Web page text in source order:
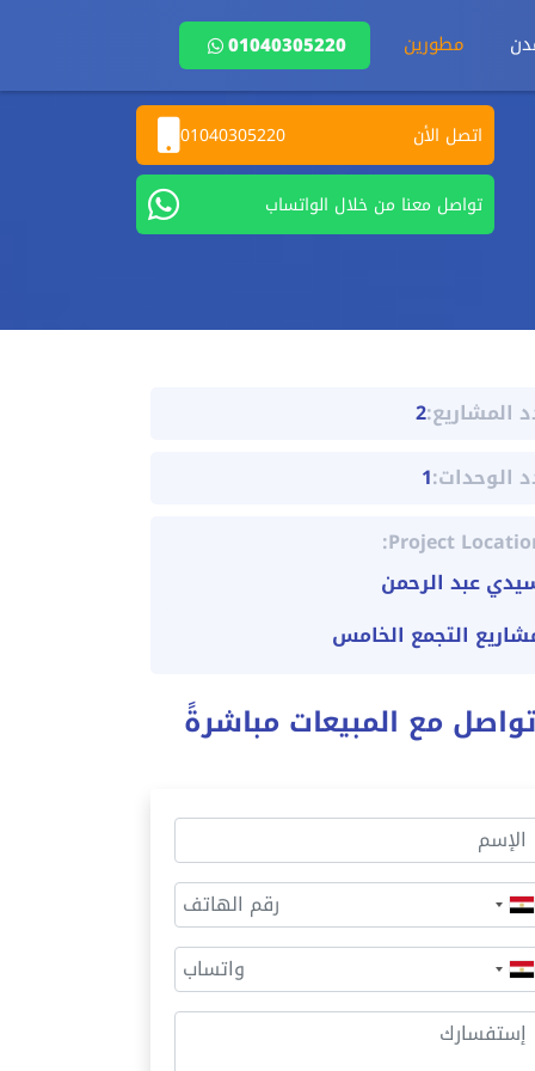
مطورين 01040305220
اتصل الأن 01040305220
تواصل معنا من خلال الواتساب
المشاريع:2
الوحدات:1
Project
عبد الرحمن
التجمع الخامس
تواصل مع المبيعات مباشرةً